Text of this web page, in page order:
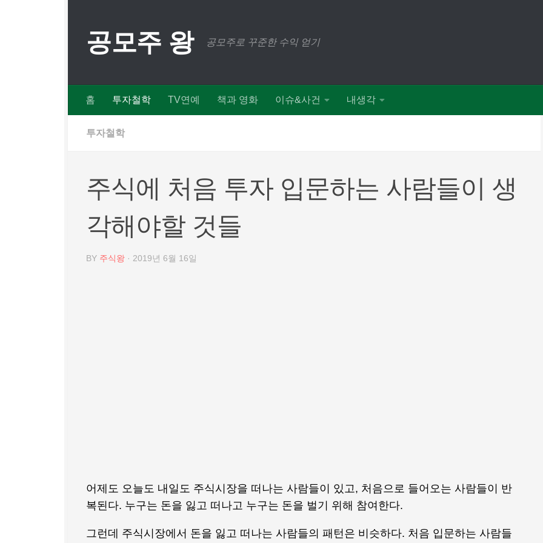
공모주 왕 공모주로 꾸준한 수익 얻기
홈 투자철학 TV연예 책과 영화 이슈&사건 내생각
투자철학
주식에 처음 투자 입문하는 사람들이 생
각해야할 것들
BY 주식왕 · 2019년 6월 16일
어제도 오늘도 내일도 주식시장을 떠나는 사람들이 있고, 처음으로 들어오는 사람들이 반
복된다. 누구는 돈을 잃고 떠나고 누구는 돈을 벌기 위해 참여한다.
그런데 주식시장에서 돈을 잃고 떠나는 사람들의 패턴은 비슷하다. 처음 입문하는 사람들